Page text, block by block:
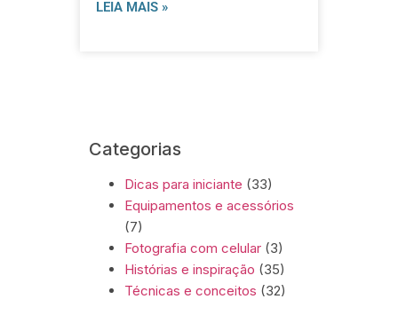
LEIA MAIS »
Categorias
Dicas para iniciante (33)
Equipamentos e acessórios
(7)
Fotografia com celular (3)
Histórias e inspiração (35)
Técnicas e conceitos (32)